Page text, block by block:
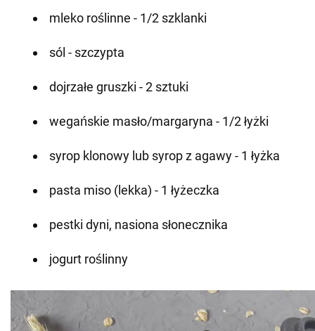
mleko roślinne - 1/2 szklanki
sól - szczypta
dojrzałe gruszki - 2 sztuki
wegańskie masło/margaryna - 1/2 łyżki
syrop klonowy lub syrop z agawy - 1 łyżka
pasta miso (lekka) - 1 łyżeczka
pestki dyni, nasiona słonecznika
jogurt roślinny